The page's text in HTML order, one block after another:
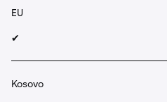
EU
✔︎
Kosovo